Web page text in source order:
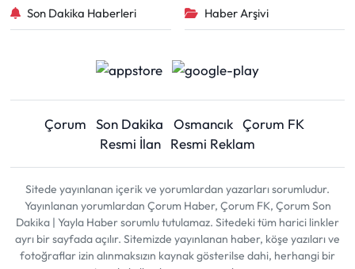
Son Dakika Haberleri Haber Arşivi
Çorum Son Dakika Osmancık Çorum FK
Resmi İlan
Resmi Reklam
Sitede yayınlanan içerik ve yorumlardan yazarları sorumludur.
Yayınlanan yorumlardan Çorum Haber, Çorum FK, Çorum Son
Dakika | Yayla Haber sorumlu tutulamaz. Sitedeki tüm harici linkler
ayrı bir sayfada açılır. Sitemizde yayınlanan haber, köşe yazıları ve
fotoğraflar izin alınmaksızın kaynak gösterilse dahi, herhangi bir